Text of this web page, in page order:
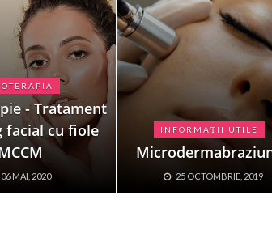
- Tratament
facial cu fiole
MAI, 2020
INFORMAȚII UTILE
25 OCTOMBRIE, 2019